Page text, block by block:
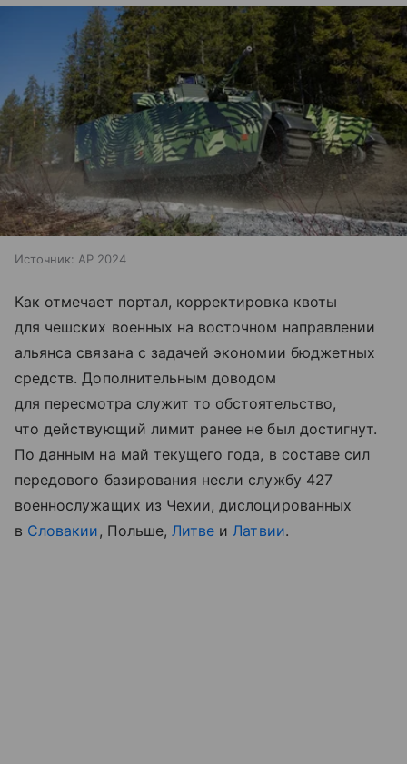
Источник: AP 2024
Как отмечает портал, корректировка квоты
для чешских военных на восточном направлении
альянса связана с задачей экономии бюджетных
средств. Дополнительным доводом
для пересмотра служит то обстоятельство,
что действующий лимит ранее не был достигнут.
По данным на май текущего года, в составе сил
передового базирования несли службу 427
военнослужащих из Чехии, дислоцированных
в Словакии , Польше, Литве иЛатвии.